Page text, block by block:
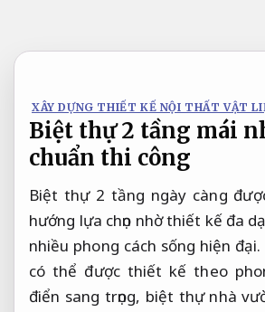
nội
XÂY DỰNG THIẾT KẾ NỘI THẤT VẬT
Biệt thự 2 tầng mái
chuẩn thi công
Biệt thự 2 tầng ngày càng
hướng lựa chọn nhờ thiết kế đa
nhiều phong cách sống hiện
có thể được thiết kế theo
điển sang trọng, biệt thự nhà